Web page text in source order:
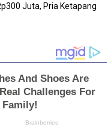
Juta, Pria Ketapang